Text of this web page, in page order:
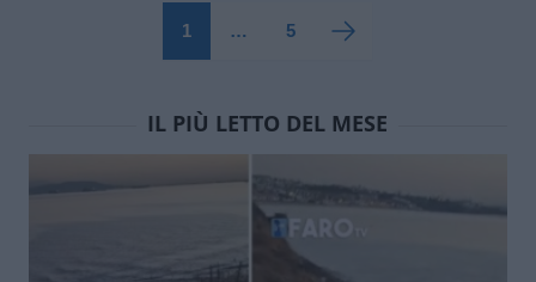
1 … 5
IL PIÙ LETTO DEL MESE